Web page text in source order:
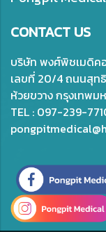
CONTACT US
บริษัท พงศ์พิชเมดิค
เลขที่ 20/4 ถนนสุท
ห้วยขวาง กรุงเทพม
TEL : 097-239-